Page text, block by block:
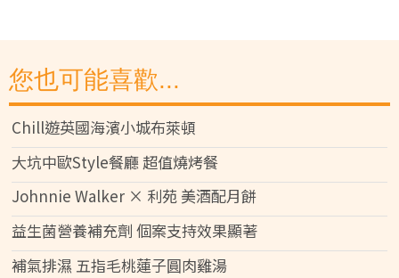
您也可能喜歡...
Chill遊英國海濱小城布萊頓
大坑中歐Style餐廳 超值燒烤餐
Johnnie Walker × 利苑 美酒配月餅
益生菌營養補充劑 個案支持效果顯著
補氣排濕 五指毛桃蓮子圓肉雞湯